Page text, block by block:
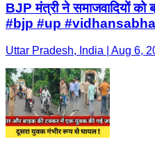
BJP मंत्री ने समाजवादियों को
#bjp #up
Uttar Pradesh, India | Aug 6,